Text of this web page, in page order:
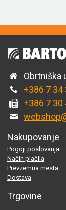
Obrtniška
+386 7 34
+386 7 30
Nakupovanje
Pogoji poslovanja
Način plačila
Prevzemna mesta
Dostava
Trgovine